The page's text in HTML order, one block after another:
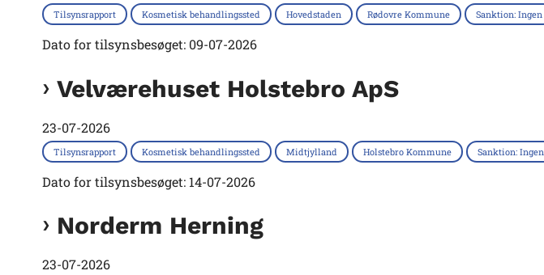
Tilsynsrapport Kosmetisk behandlingssted Hovedstaden Rødovre Kommune Sanktion: Ingen
Dato for tilsynsbesøget: 09-07-2026
Velværehuset Holstebro ApS
23-07-2026
Tilsynsrapport Kosmetisk behandlingssted Midtjylland Holstebro Kommune Sanktion: Ingen
Dato for tilsynsbesøget: 14-07-2026
Norderm Herning
23-07-2026